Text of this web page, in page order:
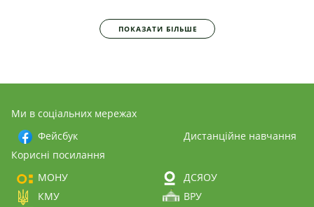
ПОКАЗАТИ БІЛЬШЕ
Ми в соціальних мережах
Фейсбук
Дистанційне навчання
Корисні посилання
МОНУ
ДСЯОУ
КМУ
ВРУ